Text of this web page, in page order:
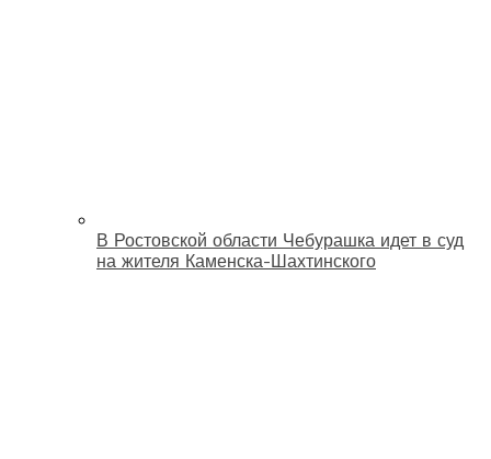
В Ростовской области Чебурашка идет в суд
на жителя Каменска-Шахтинского